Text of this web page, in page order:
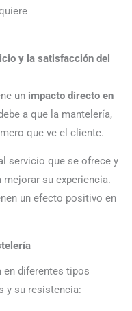
y la satisfacción del
un impacto directo en
a que la mantelería,
que ve el cliente.
servicio que se ofrece y
su experiencia.
un efecto positivo en
en diferentes tipos
y su resistencia: